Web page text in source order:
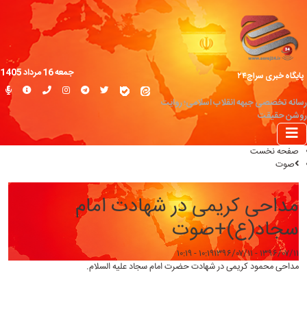
پایگاه خبری سراج۲۴
رسانه تخصصی جبهه انقلاب اسلامی؛ روایت
روشن حقیقت
جمعه 16 مرداد 1405
صفحه نخست
صوت
مداحی کریمی در شهادت امام
سجاد(ع)+صوت
۱۳۹۶/۰۷/۱۱ - ۱۰:۱۹ ۱۳۹۶/۰۷/۱۱ - ۱۰:۱۹
مداحی محمود کریمی در شهادت حضرت امام سجاد علیه السلام.